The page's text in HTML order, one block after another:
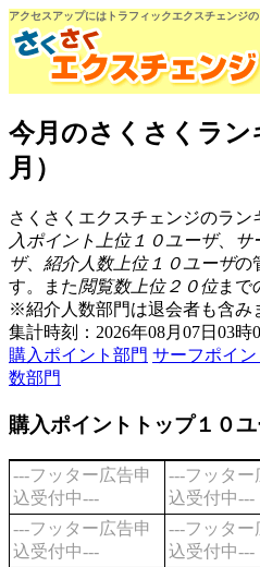
アクセスアップにはトラフィックエクスチェンジ
今月のさくさくラン
月）
さくさくエクスチェンジのラン
入ポイント上位１０ユーザ、
サ
ザ、 紹介人数上位１０ユーザの
す。また閲覧数上位２０位まで
※紹介人数部門は退会者も含み
集計時刻：2026年08月07日03時
購入ポイント部門 サーフポイン
数部門
購入ポイントトップ１０
---フッター広告申
込受付中---
---フッター
込受付中---
---フッター広告申
込受付中---
---フッター
込受付中---